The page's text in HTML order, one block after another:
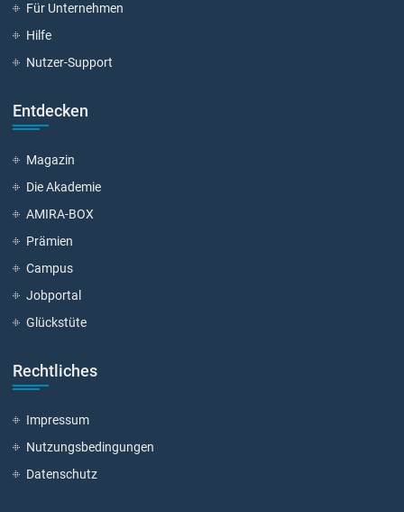
Für Unternehmen
Hilfe
Nutzer-Support
Entdecken
Magazin
Die Akademie
AMIRA-BOX
Prämien
Campus
Jobportal
Glückstüte
Rechtliches
Impressum
Nutzungsbedingungen
Datenschutz